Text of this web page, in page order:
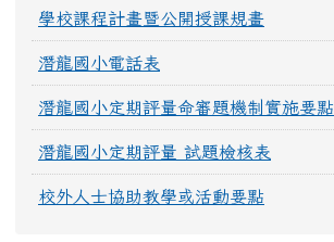
學校課程計畫暨公開授課規畫
潛龍國小電話表
潛龍國小定期評量命審題機制實施要點
潛龍國小定期評量 試題檢核表
校外人士協助教學或活動要點